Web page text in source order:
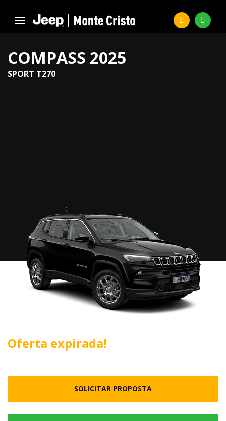
COMPASS 2025
SPORT T270
Oferta expirada!
SOLICITAR PROPOSTA